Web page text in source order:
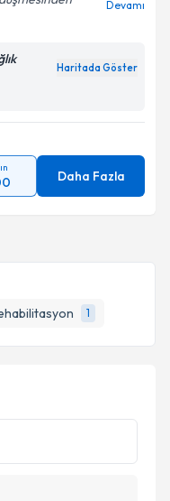
1
Devamı
Haritada Göster
Daha Fazla